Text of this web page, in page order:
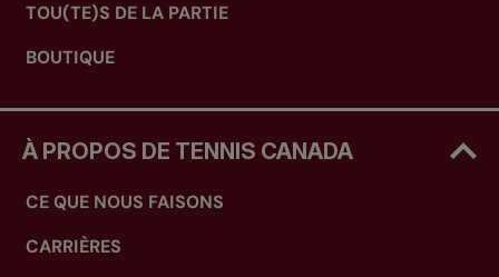
TOU(TE)S DE LA PARTIE
BOUTIQUE
À PROPOS DE TENNIS CANADA
CE QUE NOUS FAISONS
CARRIÈRES